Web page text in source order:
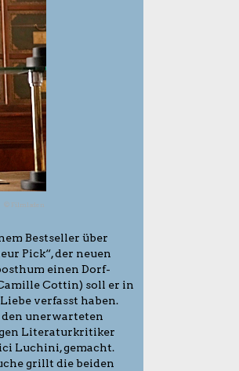
© Filmladen
Bestseller über
Pick“, der neuen
einen Dorf-
Cottin) soll er in
verfasst haben.
unerwarteten
Literaturkritiker
Luchini, gemacht.
grillt die beiden